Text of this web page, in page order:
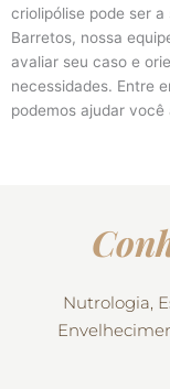
criolipólise pode ser
Barretos, nossa
avaliar seu caso e
necessidades. Entre
podemos ajudar
Nutrologia,